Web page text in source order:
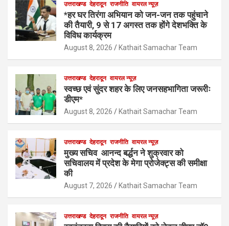
उत्तराखण्ड देहरादून राजनीति वायरल न्यूज़
*हर घर तिरंगा अभियान को जन-जन तक पहुंचाने
की तैयारी, 9 से 17 अगस्त तक होंगे देशभक्ति के
विविध कार्यक्रम
August 8, 2026 Kathait Samachar Team
उत्तराखण्ड देहरादून वायरल न्यूज़
स्वच्छ एवं सुंदर शहर के लिए जनसहभागिता जरूरीः
डीएम*
August 8, 2026 Kathait Samachar Team
उत्तराखण्ड देहरादून राजनीति वायरल न्यूज़
मुख्य सचिव आनन्द बर्द्धन ने शुक्रवार को
सचिवालय में प्रदेश के मेगा प्रोजेक्ट्स की समीक्षा
की
August 7, 2026 Kathait Samachar Team
उत्तराखण्ड देहरादून राजनीति वायरल न्यूज़